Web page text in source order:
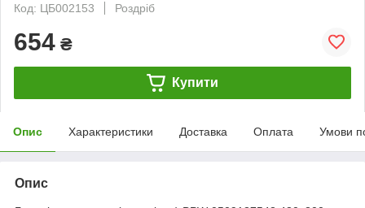
Код: ЦБ002153
Роздріб
654 ₴
Купити
Опис Характеристики Доставка Оплата Умови
Опис